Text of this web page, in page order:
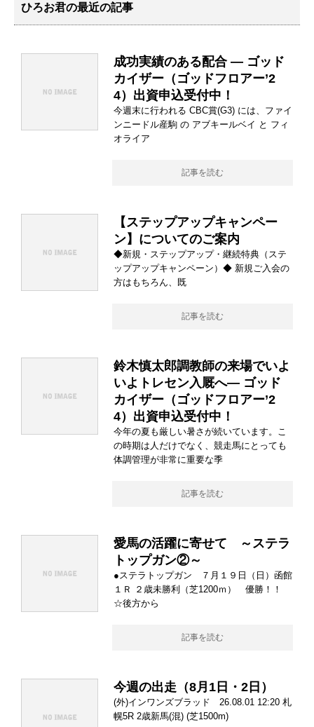
ひろお君の最近の記事
成功実績のある配合 ― ゴッド
カイザー（ゴッドフロアー’2
4）出資申込受付中！
今週末に行われる CBC賞(G3) には、ファイ
ンニードル産駒 の アブキールベイ と フィ
オライア
記事を読む
【ステップアップキャンペー
ン】についてのご案内
◆新規・ステップアップ・継続特典（ステ
ップアップキャンペーン）◆ 新規ご入会の
方はもちろん、既
記事を読む
鈴木慎太郎調教師の来場でいよ
いよトレセン入厩へ― ゴッド
カイザー（ゴッドフロアー’2
4）出資申込受付中！
今年の夏も厳しい暑さが続いています。こ
の時期は人だけでなく、競走馬にとっても
体調管理が非常に重要な季
記事を読む
愛馬の活躍に寄せて ～ステラ
トップガン②～
●ステラトップガン ７月１９日（日）函館
１Ｒ ２歳未勝利（芝1200ｍ） 優勝！！
☆後方から
記事を読む
今週の出走（8月1日・2日）
(外)インワンズブラッド 26.08.01 12:20 札
幌5R 2歳新馬(混) (芝1500m)